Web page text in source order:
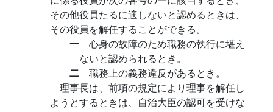
その他役員たるに適しないと認めるときは、
その役員を解任することができる。
一 心身の故障のため職務の執行に堪え
ないと認められるとき。
二 職務上の義務違反があるとき。
理事長は、前項の規定により理事を解任し
ようとするときは、自治大臣の認可を受けな